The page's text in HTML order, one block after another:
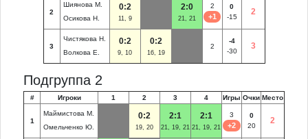
2
Шиянова М.
Осикова Н.
0:2
11, 9
2:0
21, 21
2
+1
0
-15
2
3
Чистякова Н.
Волкова Е.
0:2
9, 10
0:2
16, 19
2
-4
-30
3
Подгруппа 2
# Игроки 1 2 3 4 Игры Очки Место
1
Маймистова М.
Омельченко Ю.
0:2
19, 20
2:1
21, 19, 21
2:1
21, 19, 21
3
+2
0
20
2